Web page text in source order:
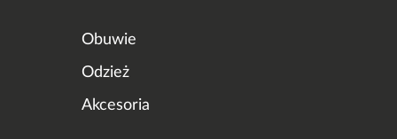
Obuwie
Odzież
Akcesoria